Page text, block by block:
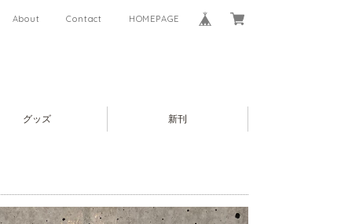
About Contact HOMEPAGE
グッズ 新刊